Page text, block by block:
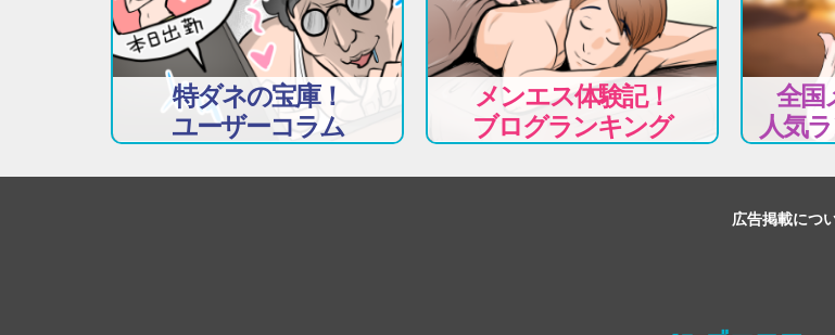
特ダネの宝庫！
ユーザーコラム
メンエス体験記！
ブログランキング
全国
人気
広告掲載につ